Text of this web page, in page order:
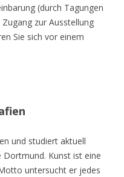
(durch Tagungen
zur Ausstellung
Sie sich vor einem
und studiert aktuell
Kunst ist eine
untersucht er jedes